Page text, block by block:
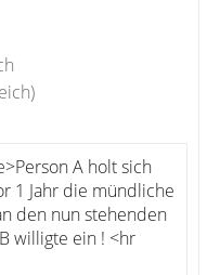
A holt sich
1 Jahr die mündliche
den nun stehenden
willigte ein ! <hr